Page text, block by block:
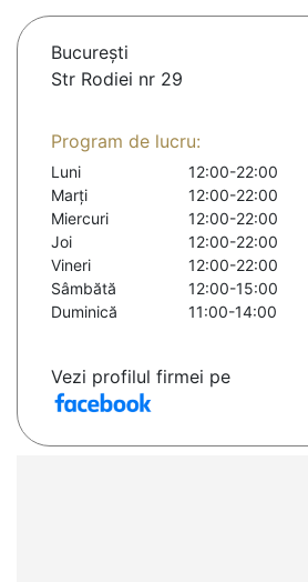
Bucureşti
Str Rodiei nr 29
Program de lucru:
Luni
12:00-22:00
Marți
12:00-22:00
Miercuri
12:00-22:00
Joi
12:00-22:00
Vineri
12:00-22:00
Sâmbătă
12:00-15:00
Duminică
11:00-14:00
Vezi profilul firmei pe